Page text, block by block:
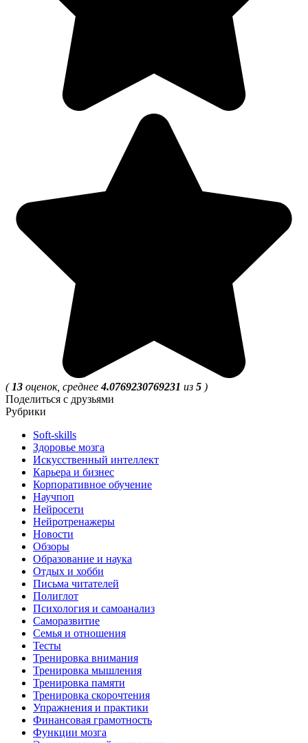
( 13 оценок, среднее4.0769230769231 из 5 )
Поделиться с друзьями
Рубрики
Soft-skills
Здоровье мозга
Искусственный интеллект
Карьера и бизнес
Корпоративное обучение
Научпоп
Нейросети
Нейротренажеры
Новости
Обзоры
Образование и наука
Отдых и хобби
Письма читателей
Полиглот
Психология и самоанализ
Саморазвитие
Семья и отношения
Тесты
Тренировка внимания
Тренировка мышления
Тренировка памяти
Тренировка скорочтения
Упражнения и практики
Финансовая грамотность
Функции мозга